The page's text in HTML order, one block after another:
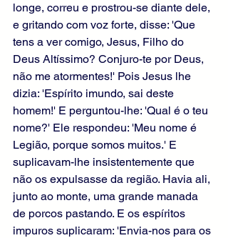
longe, correu e prostrou-se diante dele,
e gritando com voz forte, disse: 'Que
tens a ver comigo, Jesus, Filho do
Deus Altíssimo? Conjuro-te por Deus,
não me atormentes!' Pois Jesus lhe
dizia: 'Espírito imundo, sai deste
homem!' E perguntou-lhe: 'Qual é o teu
nome?' Ele respondeu: 'Meu nome é
Legião, porque somos muitos.' E
suplicavam-lhe insistentemente que
não os expulsasse da região. Havia ali,
junto ao monte, uma grande manada
de porcos pastando. E os espíritos
impuros suplicaram: 'Envia-nos para os